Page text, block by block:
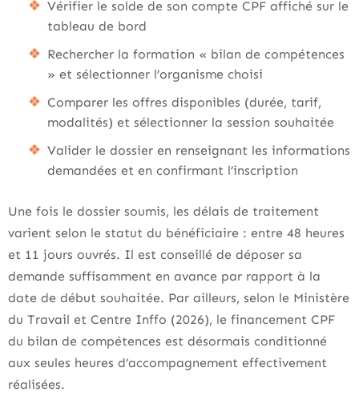
Vérifier le solde de son compte CPF affiché sur le
tableau de bord
Rechercher la formation « bilan de compétences
» et sélectionner l’organisme choisi
Comparer les offres disponibles (durée, tarif,
modalités) et sélectionner la session souhaitée
Valider le dossier en renseignant les informations
demandées et en confirmant l’inscription
Une fois le dossier soumis, les délais de traitement
varient selon le statut du bénéficiaire : entre 48 heures
et 11 jours ouvrés. Il est conseillé de déposer sa
demande suffisamment en avance par rapport à la
date de début souhaitée. Par ailleurs, selon le Ministère
du Travail et Centre Inffo (2026), le financement CPF
du bilan de compétences est désormais conditionné
aux seules heures d’accompagnement effectivement
réalisées.